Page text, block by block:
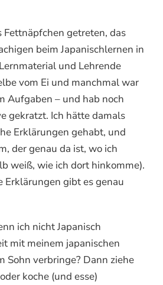
Fettnäpfchen getreten, das
beim Japanischlernen in
und Lehrende
vom Ei und manchmal war
Aufgaben – und hab noch
gekratzt. Ich hätte damals
Erklärungen gehabt, und
der genau da ist, wo ich
weiß, wie ich dort hinkomme).
Erklärungen gibt es genau
ich nicht Japanisch
mit meinem japanischen
Sohn verbringe? Dann ziehe
koche (und esse)